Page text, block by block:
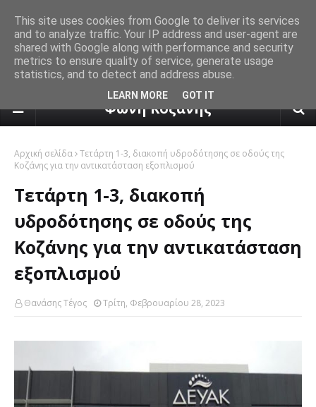
πρόγνωση καιρού από το
Φωνή Κοζάνης
Αρχική σελίδα Τετάρτη 1-3, διακοπή υδροδότησης σε οδούς της
Κοζάνης για την αντικατάσταση εξοπλισμού
Τετάρτη 1-3, διακοπή
υδροδότησης σε οδούς της
Κοζάνης για την αντικατάσταση
εξοπλισμού
Θανάσης Τέγος Τρίτη, Φεβρουαρίου 28, 2023
This site uses cookies from Google to deliver its services
and to analyze traffic. Your IP address and user-agent are
shared with Google along with performance and security
metrics to ensure quality of service, generate usage
statistics, and to detect and address abuse.
LEARN MORE GOT IT